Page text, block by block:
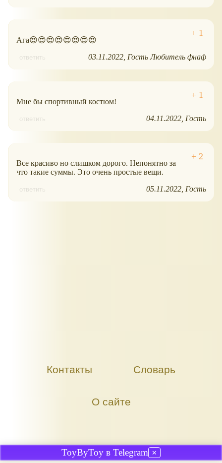
Ага😍😍😍😍😍😍😍😍
ответить 03.11.2022 Гость Любитель фнаф
Мне бы спортивный костюм!
ответить 04.11.2022 Гость
Все красиво но слишком дорого. Непонятно за
что такие суммы. Это очень простые вещи.
ответить 05.11.2022 Гость
Контакты Словарь
О сайте
ToyByToy в Telegram ✕